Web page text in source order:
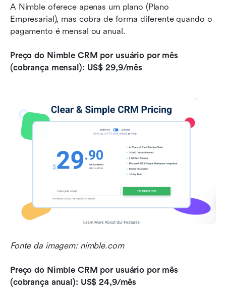
A Nimble oferece apenas um plano (Plano
Empresarial), mas cobra de forma diferente quando o
pagamento é mensal ou anual.
Preço do Nimble CRM por usuário por mês
(cobrança mensal): US$ 29,9/mês
Fonte da imagem: nimble.com
Preço do Nimble CRM por usuário por mês
(cobrança anual): US$ 24,9/mês